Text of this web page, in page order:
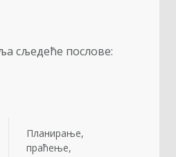
сљедеће послове:
Планирање,
праћење,